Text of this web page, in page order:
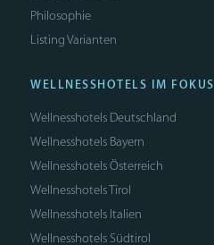
Philosophie
Listing Varianten
WELLNESSHOTELS IM FOKUS
Wellnesshotels Deutschland
Wellnesshotels Bayern
Wellnesshotels Österreich
Wellnesshotels Tirol
Wellnesshotels Italien
Wellnesshotels Südtirol